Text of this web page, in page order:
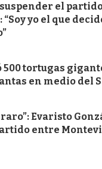
el
yo el que
500 tortugas
en medio del
raro”: Evaristo
entre